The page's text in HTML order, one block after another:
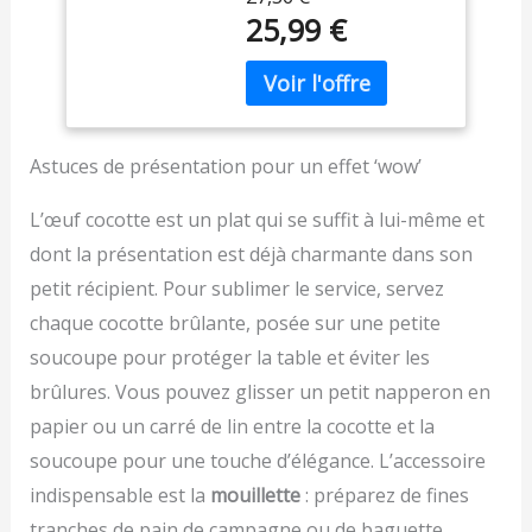
une Personne : Une
ramequin four de 175 ml
de taille idéale pour
maîtriser facilement les
portions. Ainsi, vos
envies culinaires
personnelles sont
satisfaites, le gaspillage
est évité, et vous pouvez
pleinement profiter de
l'expérience unique d'un
repas en solo Céramique
cocotte est en
céramique de haute
qualité, robuste et
durable, et peut être
placée directement au
four ou au micro-ondes –
un compagnon idéal
pour préparer soupes et
Poignées 4 Pièces
pour Soufflé,
Crème Brûlée,
Gâteau, Lasagnes,
Série BAKE.BAKE
comprend 4 mini
cocottes, chacune avec
une capacité généreuse
allant jusqu'à 400 g et
mesurant 12,2 x 5,3 cm,
parfaites pour les
portions individuelles.
Ces mini casseroles sont
polyvalentes et peuvent
être utilisées pour faire
des lasagnes, du
pudding au caramel, des
confitures, des tartes à
la crème, des fruits, de la
soupe à l'oignon
français, des soupes
copieuses, des puddings
ou tout autre produit de
boulangerie. Que vous
dîniez seul ou en famille,
25,99 €
Astuces de présentation pour un effet ‘wow’
L’œuf cocotte est un plat qui se suffit à lui-même et
dont la présentation est déjà charmante dans son
petit récipient. Pour sublimer le service, servez
chaque cocotte brûlante, posée sur une petite
soucoupe pour protéger la table et éviter les
brûlures. Vous pouvez glisser un petit napperon en
papier ou un carré de lin entre la cocotte et la
soucoupe pour une touche d’élégance. L’accessoire
indispensable est la mouillette: préparez de fines